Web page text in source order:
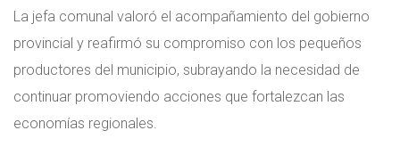
La jefa comunal valoró el acompañamiento del gobierno
provincial y reafirmó su compromiso con los pequeños
productores del municipio, subrayando la necesidad de
continuar promoviendo acciones que fortalezcan las
economías regionales.